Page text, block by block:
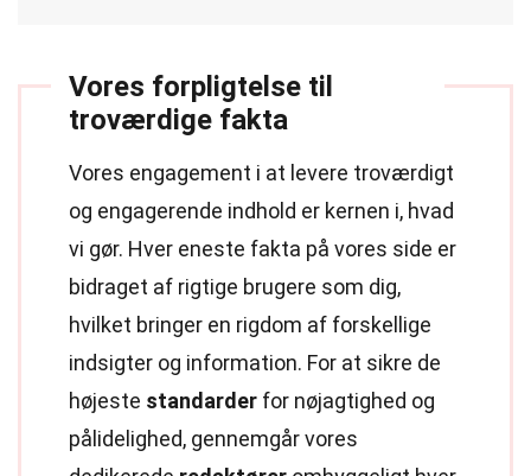
Vores forpligtelse til
troværdige fakta
Vores engagement i at levere troværdigt
og engagerende indhold er kernen i, hvad
vi gør. Hver eneste fakta på vores side er
bidraget af rigtige brugere som dig,
hvilket bringer en rigdom af forskellige
indsigter og information. For at sikre de
højeste standarder for nøjagtighed og
pålidelighed, gennemgår vores